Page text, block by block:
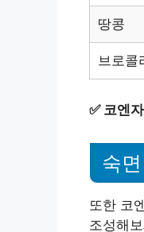
땅콩
브로콜
✅ 코엔
숙
또한 코
조성해